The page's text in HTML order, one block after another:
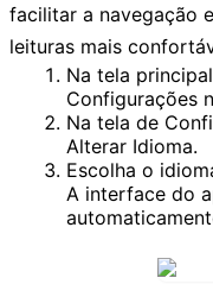
facilitar a navegação
leituras mais
Na tela
Configurações
Na tela de
Alterar Idioma.
Escolha o
A interface do